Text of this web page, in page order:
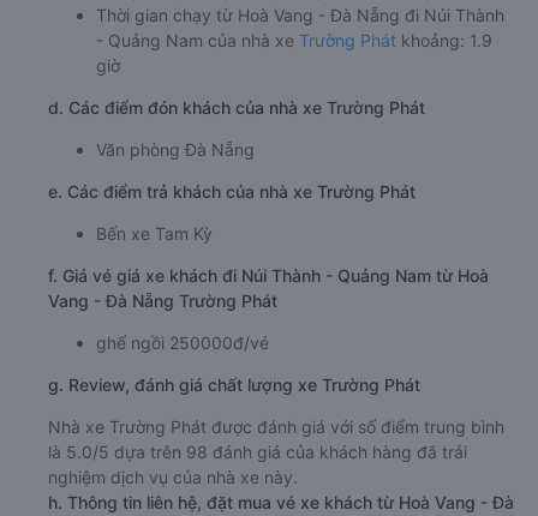
Thời gian chạy từ Hoà Vang - Đà Nẵng đi Núi Thành
- Quảng Nam của nhà xe Trường Phát khoảng: 1.9
giờ
d. Các điểm đón khách của nhà xe Trường Phát
Văn phòng Đà Nẵng
e. Các điểm trả khách của nhà xe Trường Phát
Bến xe Tam Kỳ
f. Giá vé giá xe khách đi Núi Thành - Quảng Nam từ Hoà
Vang - Đà Nẵng Trường Phát
ghế ngồi 250000đ/vé
g. Review, đánh giá chất lượng xe Trường Phát
Nhà xe Trường Phát được đánh giá với số điểm trung bình
là 5.0/5 dựa trên 98 đánh giá của khách hàng đã trải
nghiệm dịch vụ của nhà xe này.
h. Thông tin liên hệ, đặt mua vé xe khách từ Hoà Vang - Đà